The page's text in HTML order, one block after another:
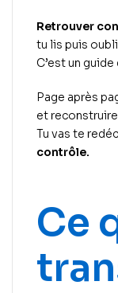
Retrouver
tu lis puis
C’est un
Page après
et
Tu vas te
contrôle.
Ce